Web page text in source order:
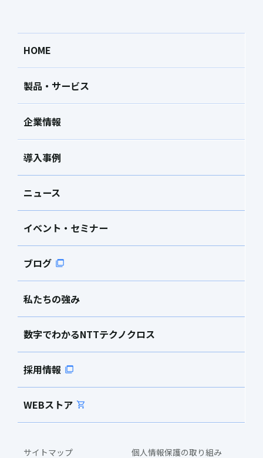
HOME
製品・サービス
企業情報
導入事例
ニュース
イベント・セミナー
ブログ
私たちの強み
数字でわかるNTTテクノクロス
採用情報
WEBストア
サイトマップ
個人情報保護の取り組み